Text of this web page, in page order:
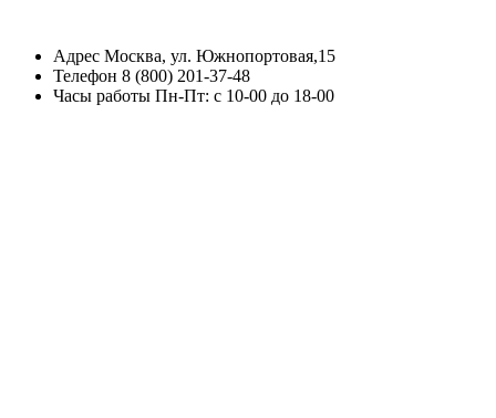
Адрес Москва, ул. Южнопортовая,15
Телефон 8 (800) 201-37-48
Часы работы Пн-Пт: с 10-00 до 18-00